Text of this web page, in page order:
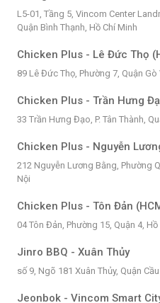
L5-01, Tầng 5, Vincom Center
Quận Bình Thạnh, Hồ Chí Minh
Chicken Plus - Lê Đức Thọ
89 Lê Đức Thọ, Phường 7, Quận Gò
Chicken Plus - Trần Hưng
33 Trần Hưng Đạo, P. Tân Thành,
Chicken Plus - Nguyễn
212 Nguyễn Lương Bằng, Phường
Nội
Chicken Plus - Tôn Đản
04 Tôn Đản, Phường 15, Quận 4, Hồ
Jinro BBQ - Xuân Thủy
số 9, Ngõ 181 Xuân Thủy, Quận
Jeonbok - Vincom Smart